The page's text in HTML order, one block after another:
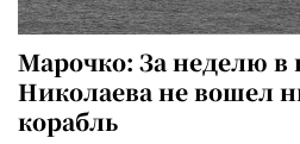
Марочко: За неделю
Николаева не вошел
корабль